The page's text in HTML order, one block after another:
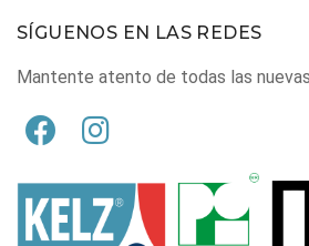
SÍGUENOS EN LAS REDES
Mantente atento de todas las